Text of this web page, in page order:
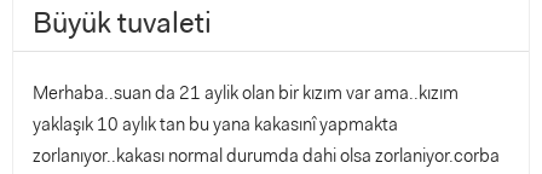
Büyük tuvaleti
Merhaba..suan da 21 aylik olan bir kızım var ama..kızım
yaklaşık 10 aylık tan bu yana kakasınî yapmakta
zorlanıyor..kakası normal durumda dahi olsa zorlaniyor.corba